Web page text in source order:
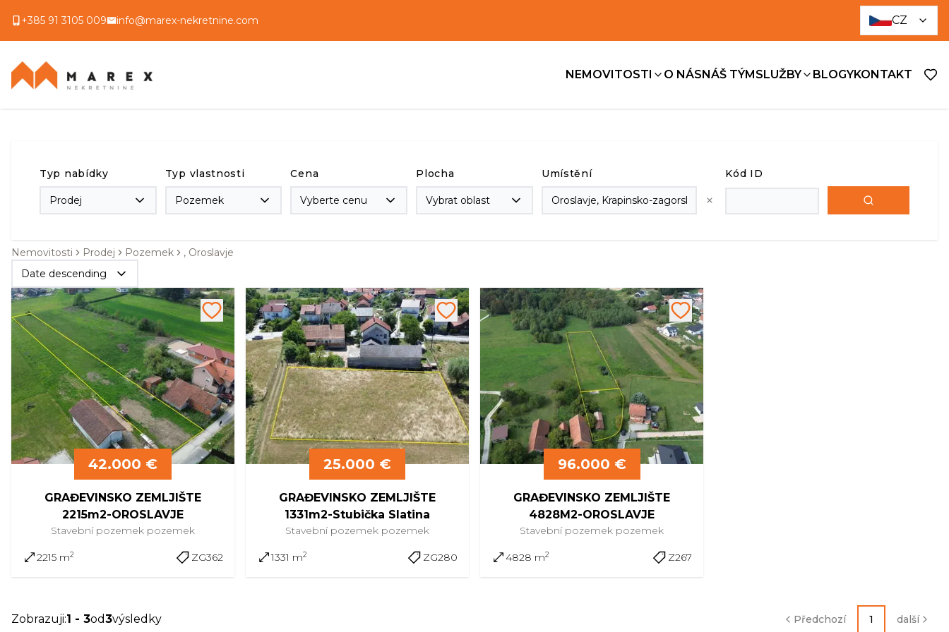
+385 91 3105 009 info@marex-nekretnine.com CZ
NEMOVITOSTI O NÁSNÁŠ TÝMSLUŽBY BLOGYKONTAKT
Typ nabídky
Prodej
Typ vlastnosti
Pozemek
Cena
Vyberte cenu
Plocha
Vybrat oblast
Umístění Kód ID
Nemovitosti Prodej Pozemek
, Oroslavje
Date descending
42.000 €
GRAĐEVINSKO ZEMLJIŠTE
2215m2-OROSLAVJE
Stavební pozemek pozemek
2215 m2 ZG362
25.000 €
GRAĐEVINSKO ZEMLJIŠTE
1331m2-Stubička Slatina
Stavební pozemek pozemek
1331 m2 ZG280
96.000 €
GRAĐEVINSKO ZEMLJIŠTE
4828M2-OROSLAVJE
Stavební pozemek pozemek
4828 m2 Z267
Zobrazuji:1 - 3od3výsledky Předchozí 1 další